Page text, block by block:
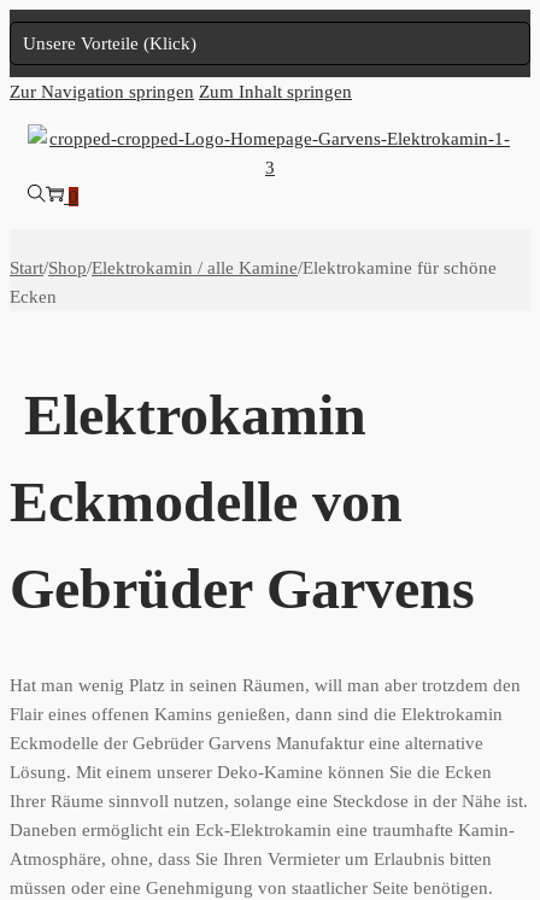
Unsere Vorteile (Klick)
Zur Navigation springen Zum Inhalt springen
0
Start/Shop/Elektrokamin / alle Kamine/Elektrokamine für schöne
Ecken
Elektrokamin
Eckmodelle von
Gebrüder Garvens
Hat man wenig Platz in seinen Räumen, will man aber trotzdem den
Flair eines offenen Kamins genießen, dann sind die Elektrokamin
Eckmodelle der Gebrüder Garvens Manufaktur eine alternative
Lösung. Mit einem unserer Deko-Kamine können Sie die Ecken
Ihrer Räume sinnvoll nutzen, solange eine Steckdose in der Nähe ist.
Daneben ermöglicht ein Eck-Elektrokamin eine traumhafte Kamin-
Atmosphäre, ohne, dass Sie Ihren Vermieter um Erlaubnis bitten
müssen oder eine Genehmigung von staatlicher Seite benötigen.